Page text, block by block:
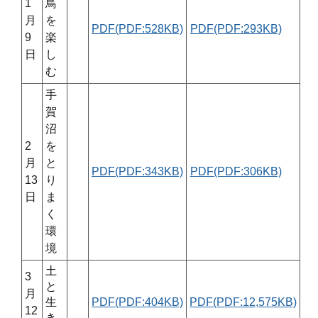
1
月
9
日
鳥
を
楽
し
む
PDF(PDF:528KB) PDF(PDF:293KB)
2
月
13
日
手
賀
沼
を
と
り
ま
く
環
境
PDF(PDF:343KB) PDF(PDF:306KB)
3
月
12
土
と
生
PDF(PDF:404KB) PDF(PDF:12,575KB)